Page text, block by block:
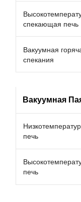
спекающая печь
Вакуумная
спекания
Вакуумная
печь
печь